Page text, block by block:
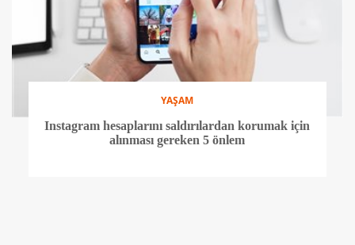
YAŞAM
Instagram hesaplarını saldırılardan korumak için
alınması gereken 5 önlem